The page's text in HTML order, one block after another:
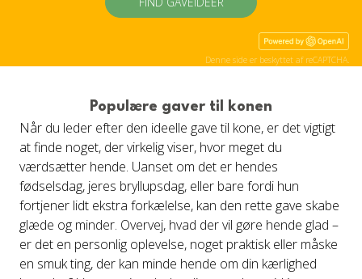
Denne side er beskyttet af reCAPTCHA.
Populære gaver til konen
Når du leder efter den ideelle gave til kone, er det vigtigt
at finde noget, der virkelig viser, hvor meget du
værdsætter hende. Uanset om det er hendes
fødselsdag, jeres bryllupsdag, eller bare fordi hun
fortjener lidt ekstra forkælelse, kan den rette gave skabe
glæde og minder. Overvej, hvad der vil gøre hende glad –
er det en personlig oplevelse, noget praktisk eller måske
en smuk ting, der kan minde hende om din kærlighed